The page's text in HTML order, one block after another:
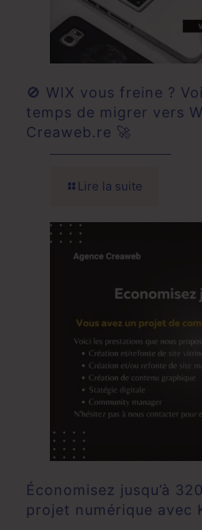
🚫 WIX vous freine ?
temps de migrer vers
Creaweb.re 🚀
Lire la suite
Économisez jusqu’à
projet numérique avec